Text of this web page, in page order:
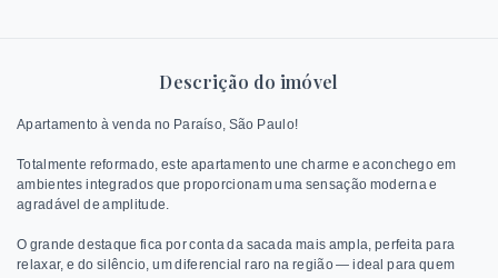
Descrição do imóvel
Apartamento à venda no Paraíso, São Paulo!
Totalmente reformado, este apartamento une charme e aconchego em
ambientes integrados que proporcionam uma sensação moderna e
agradável de amplitude.
O grande destaque fica por conta da sacada mais ampla, perfeita para
relaxar, e do silêncio, um diferencial raro na região — ideal para quem